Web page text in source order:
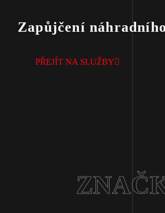
Zapůjčení
PŘEJÍT NA SLUŽBY